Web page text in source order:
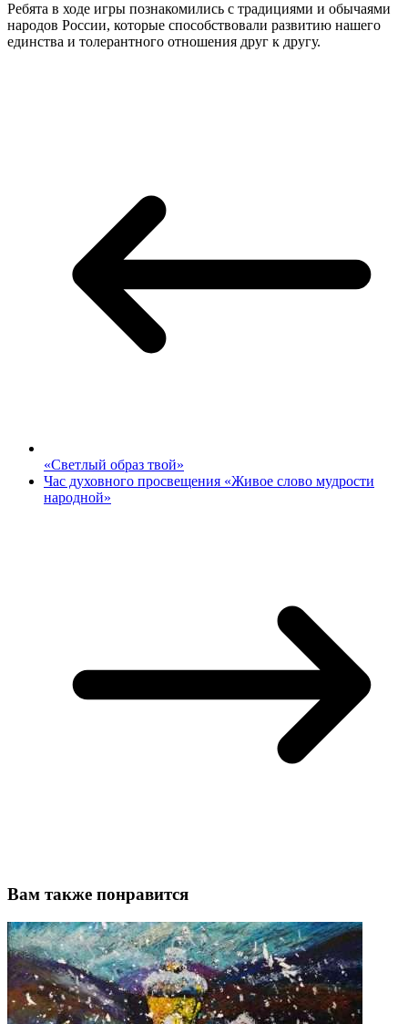
Ребята в ходе игры познакомились с традициями и обычаями
народов России, которые способствовали развитию нашего
единства и толерантного отношения друг к другу.
«Светлый образ твой»
Час духовного просвещения «Живое слово мудрости
народной»
Вам также понравится